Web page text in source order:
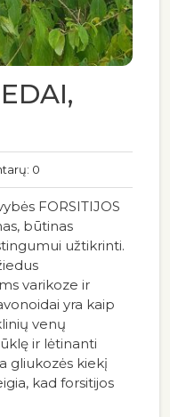
0
FORSITIJOS
būtinas
užtikrinti.
varikoze ir
yra kaip
venų
ir lėtinanti
gliukozės kiekį
kad forsitijos